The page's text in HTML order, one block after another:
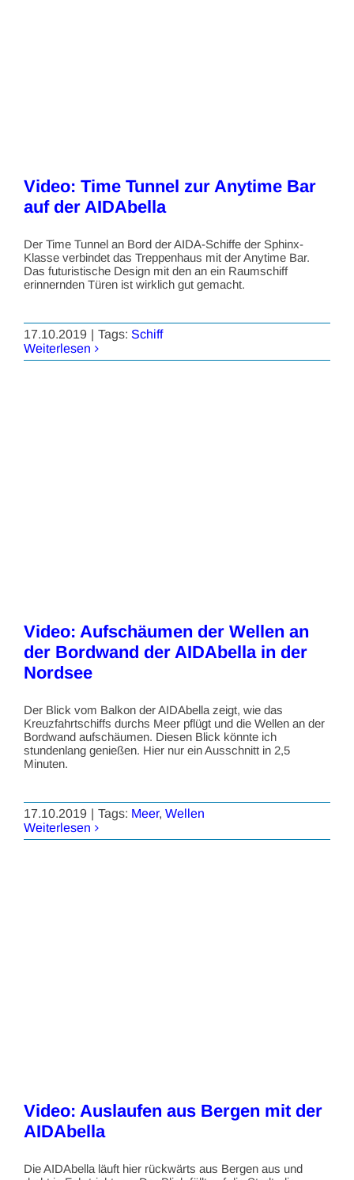
Video: Time Tunnel zur Anytime Bar
auf der AIDAbella
Der Time Tunnel an Bord der AIDA-Schiffe der Sphinx-
Klasse verbindet das Treppenhaus mit der Anytime Bar.
Das futuristische Design mit den an ein Raumschiff
erinnernden Türen ist wirklich gut gemacht.
17.10.2019 | Tags: Schiff
Weiterlesen
Video: Aufschäumen der Wellen an
der Bordwand der AIDAbella in der
Nordsee
Der Blick vom Balkon der AIDAbella zeigt, wie das
Kreuzfahrtschiffs durchs Meer pflügt und die Wellen an der
Bordwand aufschäumen. Diesen Blick könnte ich
stundenlang genießen. Hier nur ein Ausschnitt in 2,5
Minuten.
17.10.2019 | Tags: Meer, Wellen
Weiterlesen
Video: Auslaufen aus Bergen mit der
AIDAbella
Die AIDAbella läuft hier rückwärts aus Bergen aus und